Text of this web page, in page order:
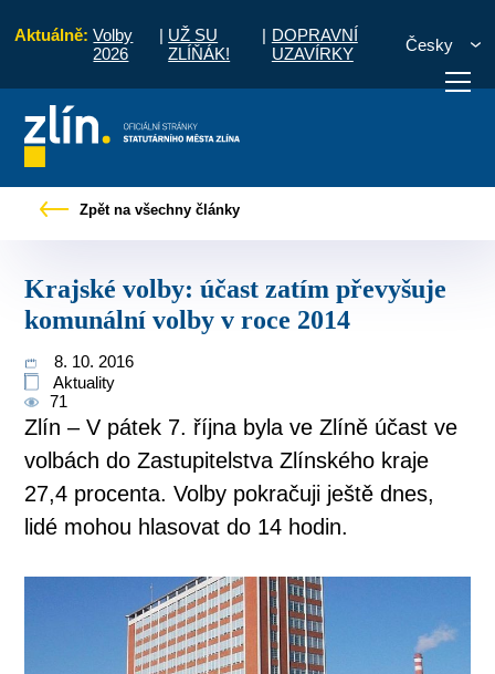
Aktuálně: Volby
2026
| UŽ SU
ZLÍŇÁK!
| DOPRAVNÍ
UZAVÍRKY
Česky
vyřídit Potřebuji zaplatit
Zpět na všechny články
Krajské volby: účast zatím převyšuje
komunální volby v roce 2014
8. 10. 2016
Aktuality
71
Zlín – V pátek 7. října byla ve Zlíně účast ve
volbách do Zastupitelstva Zlínského kraje
27,4 procenta. Volby pokračuji ještě dnes,
lidé mohou hlasovat do 14 hodin.